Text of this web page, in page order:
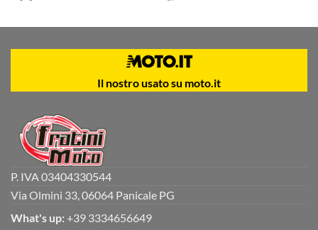
Il nostro usato su moto.it
P. IVA 03404330544
Via Olmini 33, 06064 Panicale PG
What's up: +39 3334656649